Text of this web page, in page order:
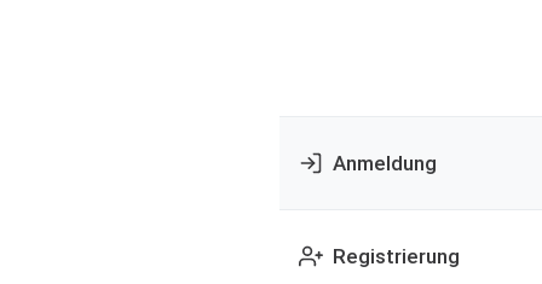
Anmeldung
Registrierung